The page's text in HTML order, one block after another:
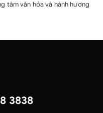
tâm văn hóa và hành hương
3838